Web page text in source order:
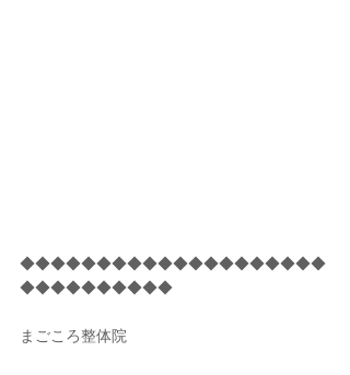
◆◆◆◆◆◆◆◆◆◆◆◆◆◆◆◆◆◆◆◆
◆◆◆◆◆◆◆◆◆◆
まごころ整体院